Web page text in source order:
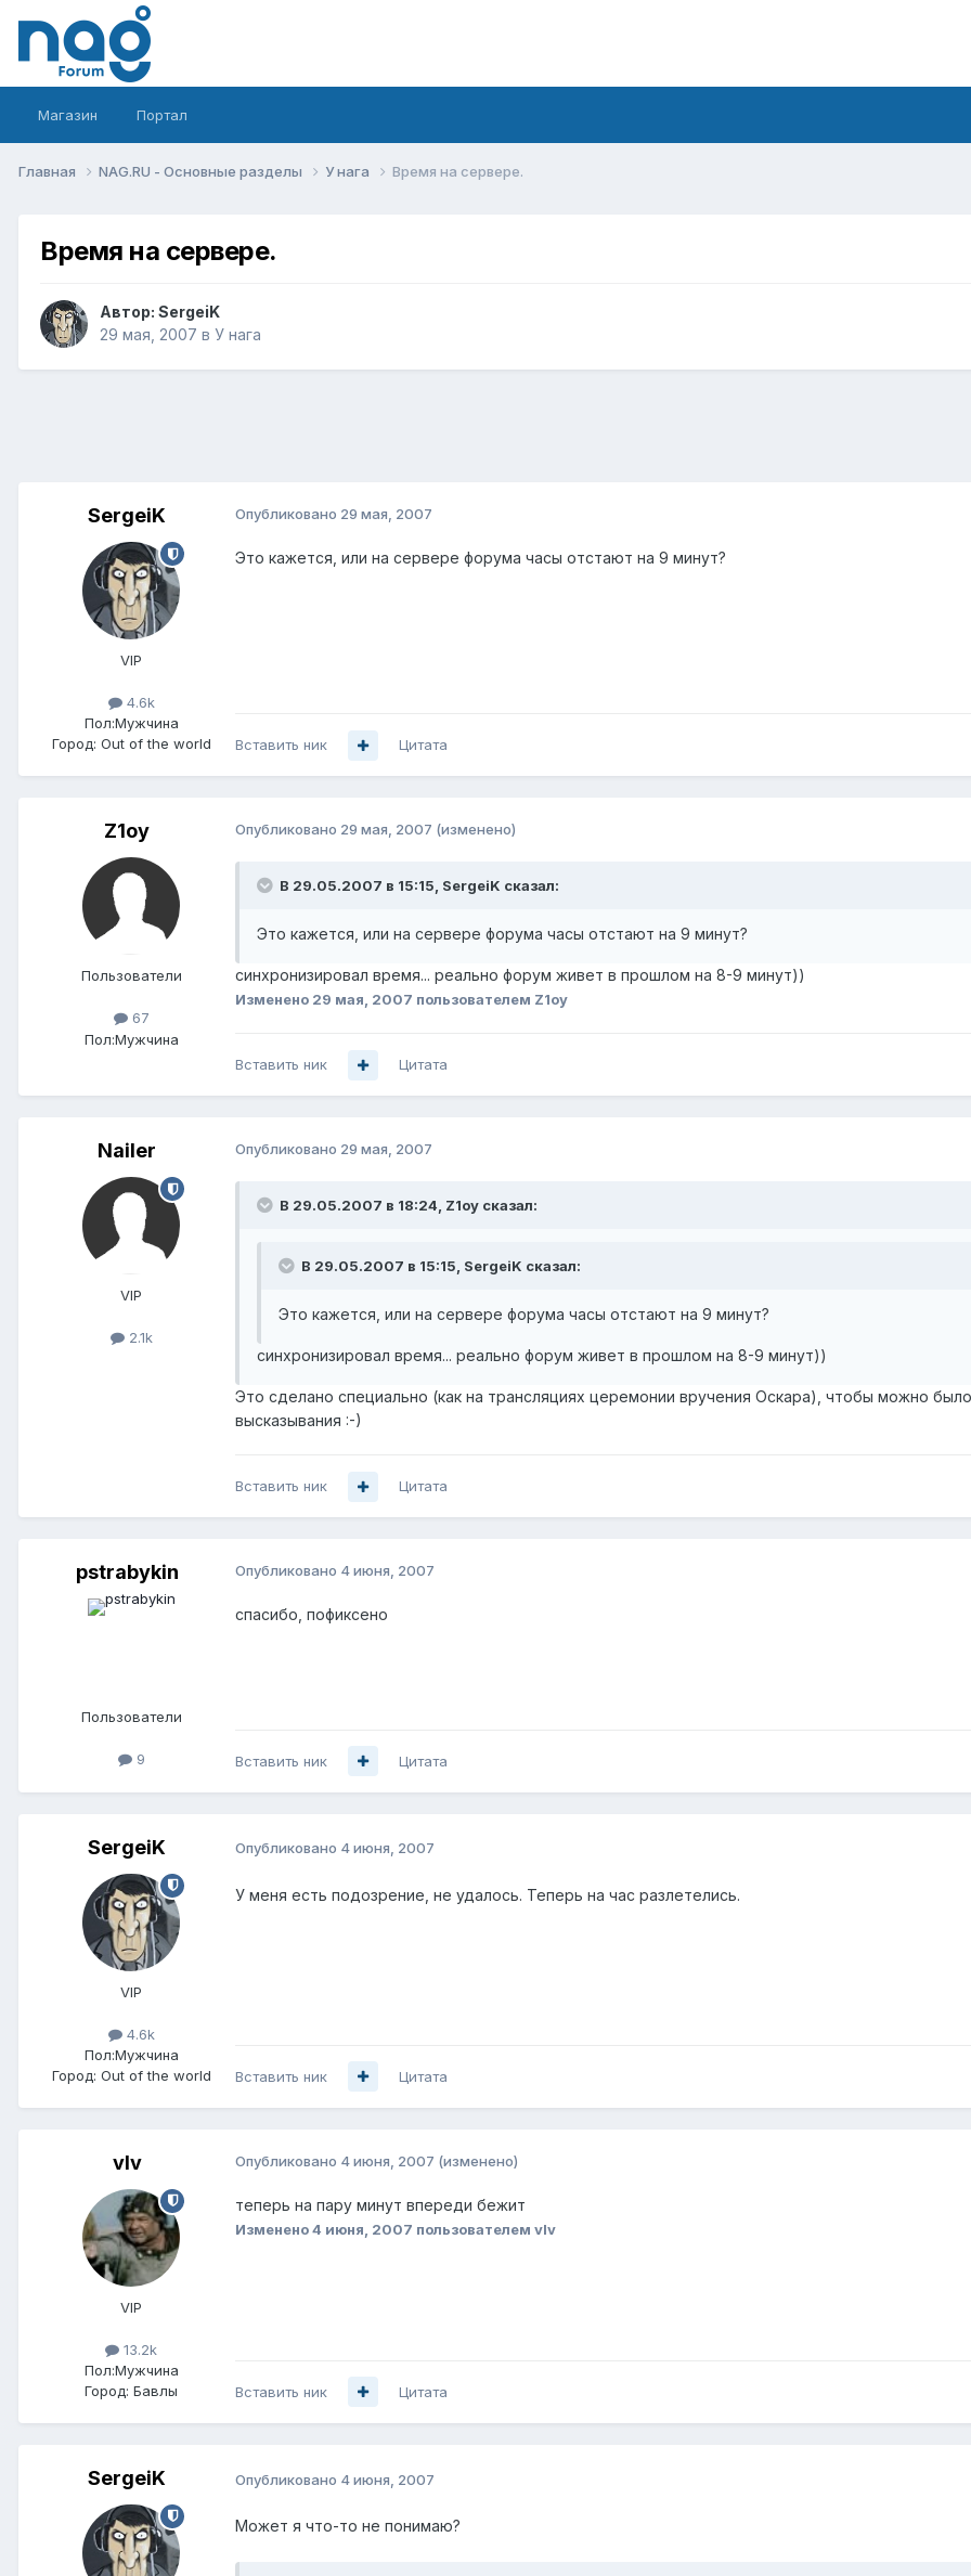
Магазин Портал
Главная NAG.RU - Основные разделы У нага Время на сервере.
Время на сервере.
Автор: SergeiK
29 мая, 2007 в У нага
SergeiK
VIP
4.6k
Пол:Мужчина
Город: Out of the world
Опубликовано 29 мая, 2007
Это кажется, или на сервере форума часы отстают на 9 минут?
Вставить ник Цитата
Z1oy
Пользователи
67
Пол:Мужчина
Опубликовано 29 мая, 2007 (изменено)
В 29.05.2007 в 15:15, SergeiK сказал:
Это кажется, или на сервере форума часы отстают на 9 минут?
синхронизировал время... реально форум живет в прошлом на 8-9 минут))
Изменено 29 мая, 2007 пользователем Z1oy
Вставить ник Цитата
Nailer
VIP
2.1k
Опубликовано 29 мая, 2007
В 29.05.2007 в 18:24, Z1oy сказал:
В 29.05.2007 в 15:15, SergeiK сказал:
Это кажется, или на сервере форума часы отстают на 9 минут?
синхронизировал время... реально форум живет в прошлом на 8-9 минут))
Это сделано специально (как на трансляциях церемонии вручения Оскара), чтобы можно
высказывания :-)
Вставить ник Цитата
pstrabykin
Пользователи
9
Опубликовано 4 июня, 2007
спасибо, пофиксено
Вставить ник Цитата
SergeiK
VIP
4.6k
Пол:Мужчина
Город: Out of the world
Опубликовано 4 июня, 2007
У меня есть подозрение, не удалось. Теперь на час разлетелись.
Вставить ник Цитата
vIv
VIP
13.2k
Пол:Мужчина
Город: Бавлы
Опубликовано 4 июня, 2007 (изменено)
теперь на пару минут впереди бежит
Изменено4 июня, 2007 пользователем vIv
Вставить ник Цитата
SergeiK Опубликовано 4 июня, 2007
Может я что-то не понимаю?